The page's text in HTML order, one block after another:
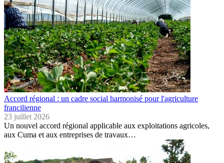
Accord régional : un cadre social harmonisé pour l'agriculture
francilienne
23 juillet 2026
Un nouvel accord régional applicable aux exploitations agricoles,
aux Cuma et aux entreprises de travaux…